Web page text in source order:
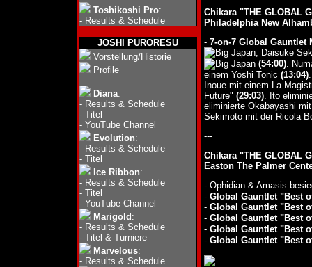
Toshikoshi Pro:
- Results & Schedule
JOSHI PURORESU
Vorstellung/Historie
Profile
Diana:
- Results & Schedule
- Titel
- YouTube Channel
Evolution:
- Results & Schedule
- Titel
Ice Ribbon:
- Results & Schedule
- Titel
- YouTube Channel
Marigold :
- Results & Schedule
- Titel & Turniere
Marvelous:
- Results & Schedule
Chikara "THE GLOBAL
Philadelphia New
- 7-on-7 Global Gauntlet
, Daisuke
(54:00).
einem Yoshi Tonic (13:04)
Inoue mit einem La
Future" (29:03). Ito
eliminierte Okabayashi
Sekimoto mit der Ricola
---
Chikara "THE GLOBAL
Easton The Palmer
- Ophidian & Amasis
- Global Gauntlet "Best
- Global Gauntlet "Best
- Global Gauntlet "Best
- Global Gauntlet "Best
- Global Gauntlet "Best